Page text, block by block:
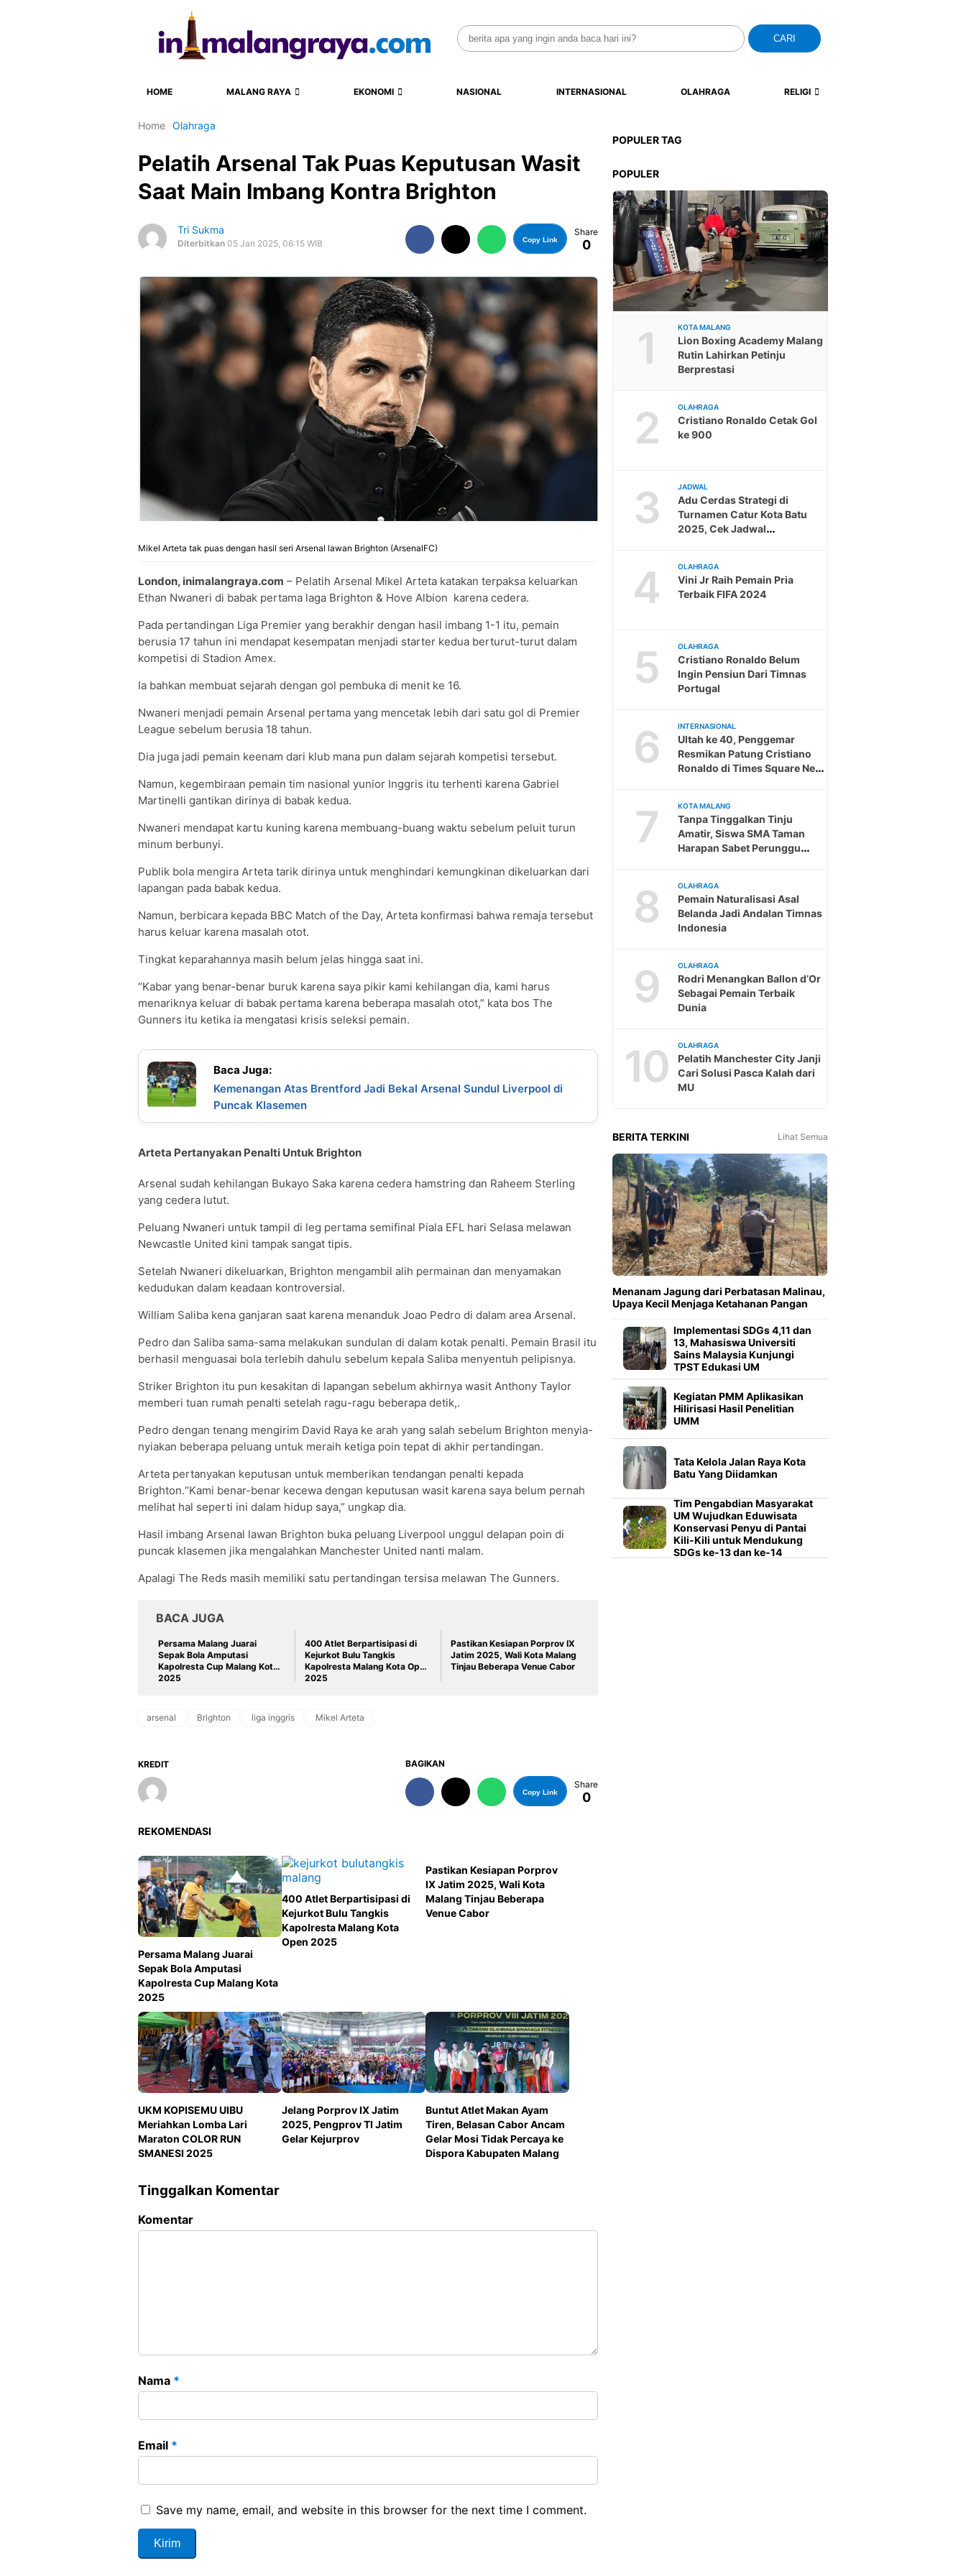
Search
for:
CARI
HOME MALANG RAYA EKONOMI NASIONAL INTERNASIONAL OLAHRAGA RELIGI
Home Olahraga
Pelatih Arsenal Tak Puas Keputusan Wasit
Saat Main Imbang Kontra Brighton
Tri Sukma
Diterbitkan 05 Jan 2025, 06:15 WIB Copy Link
Share
0
Mikel Arteta tak puas dengan hasil seri Arsenal lawan Brighton (ArsenalFC)
London, inimalangraya.com – Pelatih Arsenal Mikel Arteta katakan terpaksa keluarkan
Ethan Nwaneri di babak pertama laga Brighton & Hove Albion karena cedera.
Pada pertandingan Liga Premier yang berakhir dengan hasil imbang 1-1 itu, pemain
berusia 17 tahun ini mendapat kesempatan menjadi starter kedua berturut-turut dalam
kompetisi di Stadion Amex.
Ia bahkan membuat sejarah dengan gol pembuka di menit ke 16.
Nwaneri menjadi pemain Arsenal pertama yang mencetak lebih dari satu gol di Premier
League sebelum berusia 18 tahun.
Dia juga jadi pemain keenam dari klub mana pun dalam sejarah kompetisi tersebut.
Namun, kegembiraan pemain tim nasional yunior Inggris itu terhenti karena Gabriel
Martinelli gantikan dirinya di babak kedua.
Nwaneri mendapat kartu kuning karena membuang-buang waktu sebelum peluit turun
minum berbunyi.
Publik bola mengira Arteta tarik dirinya untuk menghindari kemungkinan dikeluarkan dari
lapangan pada babak kedua.
Namun, berbicara kepada BBC Match of the Day, Arteta konfirmasi bahwa remaja tersebut
harus keluar karena masalah otot.
Tingkat keparahannya masih belum jelas hingga saat ini.
“Kabar yang benar-benar buruk karena saya pikir kami kehilangan dia, kami harus
menariknya keluar di babak pertama karena beberapa masalah otot,” kata bos The
Gunners itu ketika ia mengatasi krisis seleksi pemain.
Baca Juga:
Kemenangan Atas Brentford Jadi Bekal Arsenal Sundul Liverpool di
Puncak Klasemen
Arteta Pertanyakan Penalti Untuk Brighton
Arsenal sudah kehilangan Bukayo Saka karena cedera hamstring dan Raheem Sterling
yang cedera lutut.
Peluang Nwaneri untuk tampil di leg pertama semifinal Piala EFL hari Selasa melawan
Newcastle United kini tampak sangat tipis.
Setelah Nwaneri dikeluarkan, Brighton mengambil alih permainan dan menyamakan
kedudukan dalam keadaan kontroversial.
William Saliba kena ganjaran saat karena menanduk Joao Pedro di dalam area Arsenal.
Pedro dan Saliba sama-sama melakukan sundulan di dalam kotak penalti. Pemain Brasil itu
berhasil menguasai bola terlebih dahulu sebelum kepala Saliba menyentuh pelipisnya.
Striker Brighton itu pun kesakitan di lapangan sebelum akhirnya wasit Anthony Taylor
memberi tuan rumah penalti setelah ragu-ragu beberapa detik,.
Pedro dengan tenang mengirim David Raya ke arah yang salah sebelum Brighton menyia-
nyiakan beberapa peluang untuk meraih ketiga poin tepat di akhir pertandingan.
Arteta pertanyakan keputusan untuk memberikan tendangan penalti kepada
Brighton.“Kami benar-benar kecewa dengan keputusan wasit karena saya belum pernah
melihat hal seperti ini dalam hidup saya,” ungkap dia.
Hasil imbang Arsenal lawan Brighton buka peluang Liverpool unggul delapan poin di
puncak klasemen jika mengalahkan Manchester United nanti malam.
Apalagi The Reds masih memiliki satu pertandingan tersisa melawan The Gunners.
BACA JUGA
Persama Malang Juarai
Sepak Bola Amputasi
Kapolresta Cup Malang Kota
2025
400 Atlet Berpartisipasi di
Kejurkot Bulu Tangkis
Kapolresta Malang Kota Open
2025
Pastikan Kesiapan Porprov IX
Jatim 2025, Wali Kota Malang
Tinjau Beberapa Venue Cabor
arsenal Brighton liga inggris Mikel Arteta
KREDIT BAGIKAN
Copy Link
Share
0
REKOMENDASI
Persama Malang Juarai
Sepak Bola Amputasi
Kapolresta Cup Malang Kota
2025
400 Atlet Berpartisipasi di
Kejurkot Bulu Tangkis
Kapolresta Malang Kota
Open 2025
Pastikan Kesiapan Porprov
IX Jatim 2025, Wali Kota
Malang Tinjau Beberapa
Venue Cabor
UKM KOPISEMU UIBU
Meriahkan Lomba Lari
Maraton COLOR RUN
SMANESI 2025
Jelang Porprov IX Jatim
2025, Pengprov TI Jatim
Gelar Kejurprov
Buntut Atlet Makan Ayam
Tiren, Belasan Cabor Ancam
Gelar Mosi Tidak Percaya ke
Dispora Kabupaten Malang
Tinggalkan Komentar
Komentar
Nama *
Email *
Save my name, email, and website in this browser for the next time I comment.
POPULER TAG
POPULER
1 KOTA MALANG
Lion Boxing Academy Malang
Rutin Lahirkan Petinju
Berprestasi
2 OLAHRAGA
Cristiano Ronaldo Cetak Gol
ke 900
3 JADWAL
Adu Cerdas Strategi di
Turnamen Catur Kota Batu
2025, Cek Jadwal
4 OLAHRAGA
Vini Jr Raih Pemain Pria
Terbaik FIFA 2024
5 OLAHRAGA
Cristiano Ronaldo Belum
Ingin Pensiun Dari Timnas
Portugal
6 INTERNASIONAL
Ultah ke 40, Penggemar
Resmikan Patung Cristiano
Ronaldo di Times Square New
7 KOTA MALANG
Tanpa Tinggalkan Tinju
Amatir, Siswa SMA Taman
Harapan Sabet Perunggu
8 OLAHRAGA
Pemain Naturalisasi Asal
Belanda Jadi Andalan Timnas
Indonesia
9 OLAHRAGA
Rodri Menangkan Ballon d’Or
Sebagai Pemain Terbaik
Dunia
10 OLAHRAGA
Pelatih Manchester City Janji
Cari Solusi Pasca Kalah dari
MU
BERITA TERKINI Lihat Semua
Menanam Jagung dari Perbatasan Malinau,
Upaya Kecil Menjaga Ketahanan Pangan
Implementasi SDGs 4,11 dan
13, Mahasiswa Universiti
Sains Malaysia Kunjungi
TPST Edukasi UM
Kegiatan PMM Aplikasikan
Hilirisasi Hasil Penelitian
UMM
Tata Kelola Jalan Raya Kota
Batu Yang Diidamkan
Tim Pengabdian Masyarakat
UM Wujudkan Eduwisata
Konservasi Penyu di Pantai
Kili-Kili untuk Mendukung
SDGs ke-13 dan ke-14